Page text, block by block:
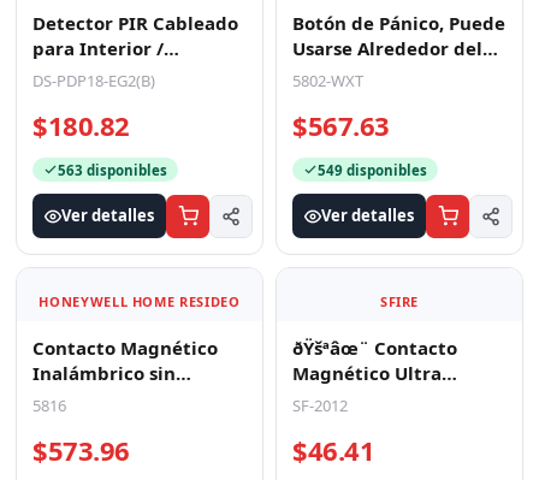
Detector PIR Cableado
para Interior /
Inmunidad a Mascotas
DS-PDP18-EG2(B)
$180.82
563 disponibles
Ver detalles
Botón de Pánico, Puede
Usarse Alrededor del
Cuello, en una Pulsera,
5802-WXT
$567.63
549 disponibles
Ver detalles
HONEYWELL HOME RESIDEO
Contacto Magnético
Inalámbrico sin
magneto / Se puede
Cable
5816
$573.96
SFIRE
ðŸšªâœ¨ Contacto
Magnético Ultra
Pequeño para Puertas
De
SF-2012
$46.41